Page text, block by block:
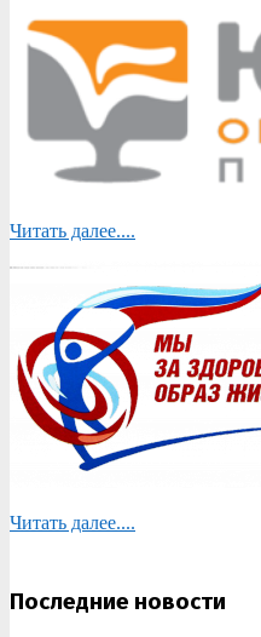
Читать далее....
Читать далее....
Последние новости